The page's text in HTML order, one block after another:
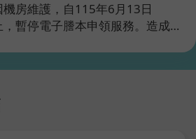
房維護，自115年6月13日
暫停電子謄本申領服務。造成不